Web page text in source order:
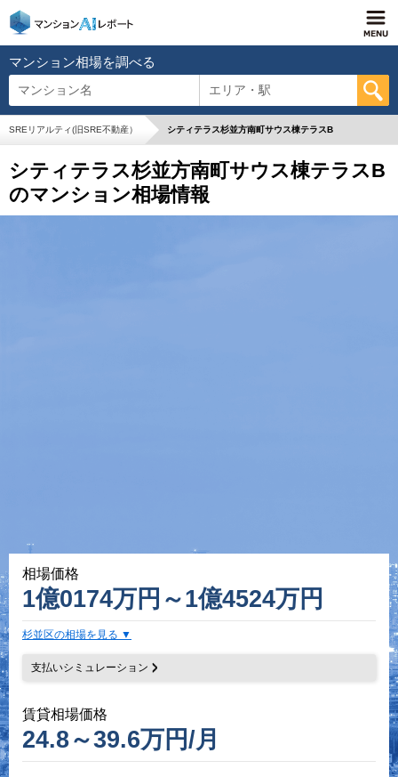
マンション相場を調べる
マンション名 エリア・駅
SREリアルティ(旧SRE不動産） シティテラス杉並方南町サウス棟テラスB
シティテラス杉並方南町サウス棟テラスB
のマンション相場情報
相場価格
1億0174万円～1億4524万円
杉並区の相場を見る
支払いシミュレーション
賃貸相場価格
24.8～39.6万円/月